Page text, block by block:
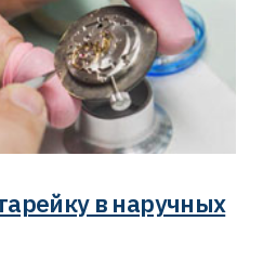
в наручных